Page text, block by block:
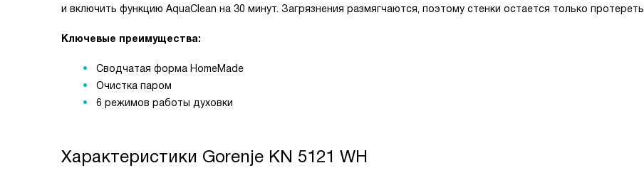
и включить функцию AquaClean на 30 минут. Загрязнения размягчаются, поэтому стенки остается только протереть.
Ключевые преимущества:
Сводчатая форма HomeMade
Очистка паром
6 режимов работы духовки
Характеристики Gorenje KN 5121 WH